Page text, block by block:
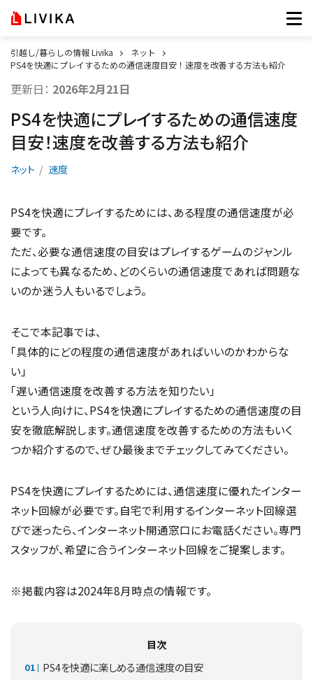
引越し/暮らしの情報 Livika
ネット
PS4を快適にプレイするための通信速度目安！速度を改善する方法も紹介
更新日： 2026年2月21日
PS4を快適にプレイするための通信速度
目安！速度を改善する方法も紹介
ネット 速度
PS4を快適にプレイするためには、ある程度の通信速度が必
要です。
ただ、必要な通信速度の目安はプレイするゲームのジャンル
によっても異なるため、どのくらいの通信速度であれば問題な
いのか迷う人もいるでしょう。
そこで本記事では、
「具体的にどの程度の通信速度があればいいのかわからな
い」
「遅い通信速度を改善する方法を知りたい」
という人向けに、PS4を快適にプレイするための通信速度の目
安を徹底解説します。通信速度を改善するための方法もいく
つか紹介するので、ぜひ最後までチェックしてみてください。
PS4を快適にプレイするためには、通信速度に優れたインター
ネット回線が必要です。自宅で利用するインターネット回線選
びで迷ったら、インターネット開通窓口にお電話ください。専門
スタッフが、希望に合うインターネット回線をご提案します。
※掲載内容は2024年8月時点の情報です。
目次
PS4を快適に楽しめる通信速度の目安